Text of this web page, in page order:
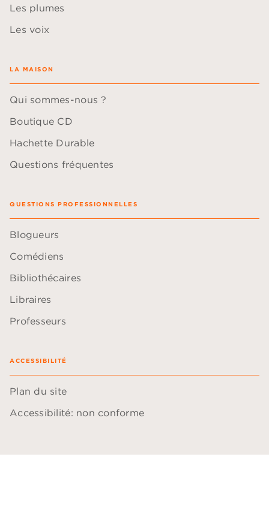
Les plumes
Les voix
LA MAISON
Qui sommes-nous ?
Boutique CD
Hachette Durable
Questions fréquentes
QUESTIONS PROFESSIONNELLES
Blogueurs
Comédiens
Bibliothécaires
Libraires
Professeurs
ACCESSIBILITÉ
Plan du site
Accessibilité: non conforme